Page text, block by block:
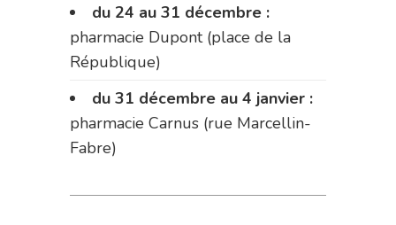
du 24 au 31 décembre :
pharmacie Dupont (place de la
République)
du 31 décembre au 4 janvier :
pharmacie Carnus (rue Marcellin-
Fabre)